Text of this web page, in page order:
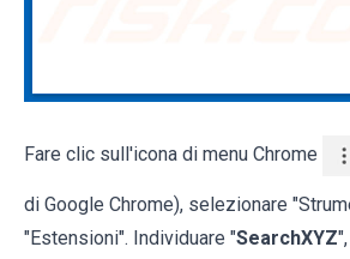
Fare clic sull'icona di menu Chrome
di Google Chrome), selezionare
"Estensioni". Individuare "SearchXYZ